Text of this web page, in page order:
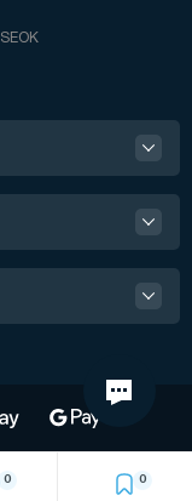
0 0
SEOK